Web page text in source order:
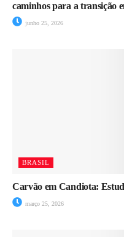
caminhos para a transição
junho 25, 2026
BRASIL
Carvão em Candiota:
março 25, 2026